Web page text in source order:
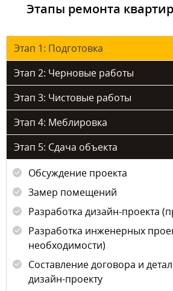
Этапы ремонта
Этап 1: Подготовка
Этап 2: Черновые работы
Этап 3: Чистовые работы
Этап 4: Меблировка
Этап 5: Сдача объекта
Обсуждение проекта
Замер помещений
Разработка дизайн-проекта
Разработка инженерных
необходимости)
Составление договора и
дизайн-проекту